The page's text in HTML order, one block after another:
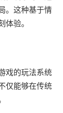
。这种基于情
体验。
戏的玩法系统
仅能够在传统